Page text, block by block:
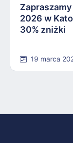
2026 w
30% zniżki
19 marca